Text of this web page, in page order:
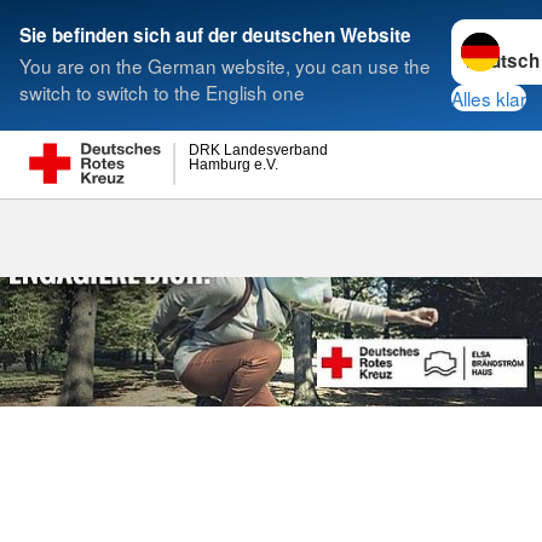
Sie befinden sich auf der deutschen Website
You are on the German website, you can use the
switch to switch to the English one
Sprache
Alles klar
Hamburg e.V.
DRK Landesverband
Suche